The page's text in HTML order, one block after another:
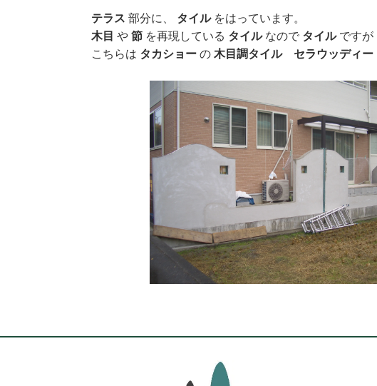
テラス部分に、 タイル をはっています。
木目や節 を再現している タイル なので タイルですが
こちらは タカショーの木目調タイル セラウッディー